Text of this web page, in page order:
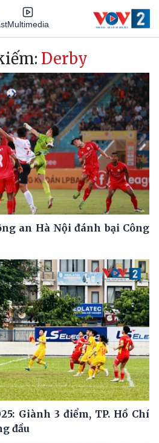
Multimedia
Derby
an Hà Nội đánh bại Công
Giành 3 điểm, TP. Hồ Chí
đầu